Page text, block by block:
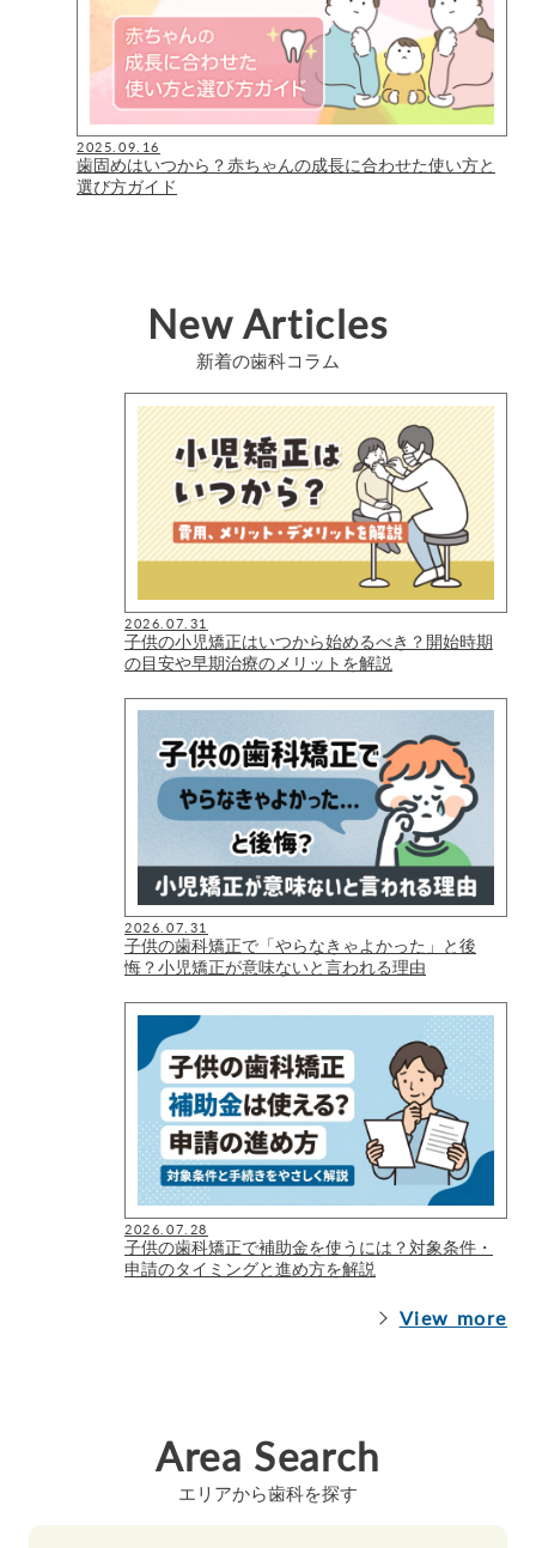
2025.09.16
歯固めはいつから？赤ちゃんの成長に合わせた使い方と
選び方ガイド
New Articles
新着の歯科コラム
2026.07.31
子供の小児矯正はいつから始めるべき？開始時期
の目安や早期治療のメリットを解説
2026.07.31
子供の歯科矯正で「やらなきゃよかった」と後
悔？小児矯正が意味ないと言われる理由
2026.07.28
子供の歯科矯正で補助金を使うには？対象条件・
申請のタイミングと進め方を解説
View more
Area Search
エリアから歯科を探す